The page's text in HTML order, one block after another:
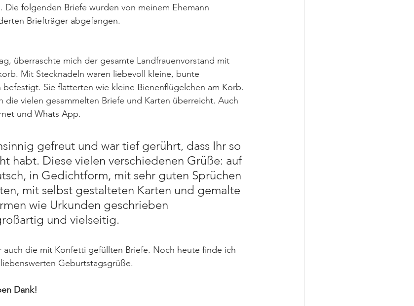
Die folgenden Briefe wurden von meinem Ehemann
Briefträger abgefangen.
überraschte mich der gesamte Landfrauenvorstand mit
Mit Stecknadeln waren liebevoll kleine, bunte
befestigt. Sie flatterten wie kleine Bienenflügelchen am Korb.
die vielen gesammelten Briefe und Karten überreicht. Auch
und Whats App.
gefreut und war tief gerührt, dass Ihr so
habt. Diese vielen verschiedenen Grüße: auf
in Gedichtform, mit sehr guten Sprüchen
mit selbst gestalteten Karten und gemalte
wie Urkunden geschrieben
und vielseitig.
auch die mit Konfetti gefüllten Briefe. Noch heute finde ich
Geburtstagsgrüße.
Dank!